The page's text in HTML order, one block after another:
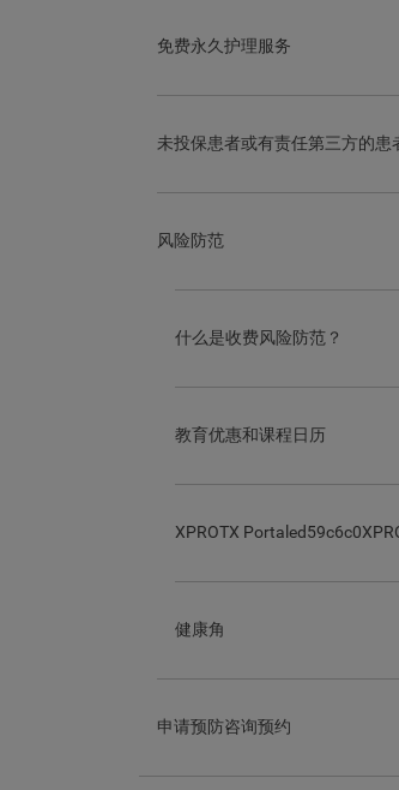
免费永久护理服务
未投保患者或有责任第三方的患
风险防范
什么是收费风险防范？
教育优惠和课程日历
XPROTX
健康角
申请预防咨询预约